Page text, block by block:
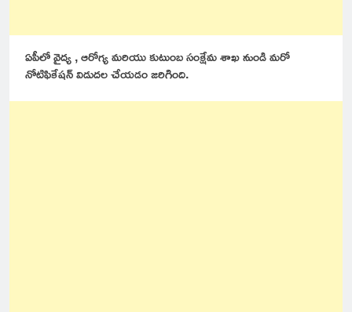
ఏపీలో వైద్య , ఆరోగ్య మరియు కుటుంబ సంక్షేమ శాఖ నుండి మరో
నోటిఫికేషన్ విడుదల చేయడం జరిగింది.